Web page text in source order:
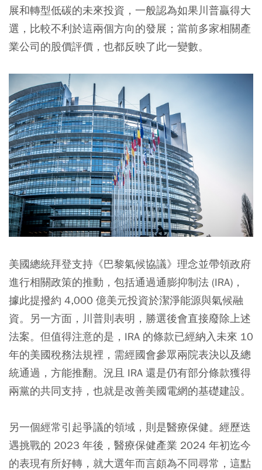
展和轉型低碳的未來投資，一般認為如果川普贏得大
選，比較不利於這兩個方向的發展；當前多家相關產
業公司的股價評價，也都反映了此一變數。
美國總統拜登支持《巴黎氣候協議》理念並帶領政府
進行相關政策的推動，包括通過通膨抑制法 (IRA)，
據此提撥約 4,000 億美元投資於潔淨能源與氣候融
資。另一方面，川普則表明，勝選後會直接廢除上述
法案。但值得注意的是，IRA 的條款已經納入未來 10
年的美國稅務法規裡，需經國會參眾兩院表決以及總
統通過，方能推翻。況且 IRA 還是仍有部分條款獲得
兩黨的共同支持，也就是改善美國電網的基礎建設。
另一個經常引起爭議的領域，則是醫療保健。經歷迭
遇挑戰的 2023 年後，醫療保健產業 2024 年初迄今
的表現有所好轉，就大選年而言頗為不同尋常，這點